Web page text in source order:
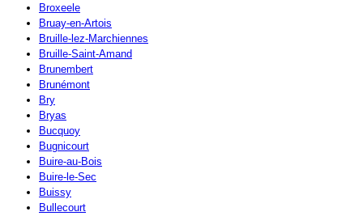
Broxeele
Bruay-en-Artois
Bruille-lez-Marchiennes
Bruille-Saint-Amand
Brunembert
Brunémont
Bry
Bryas
Bucquoy
Bugnicourt
Buire-au-Bois
Buire-le-Sec
Buissy
Bullecourt